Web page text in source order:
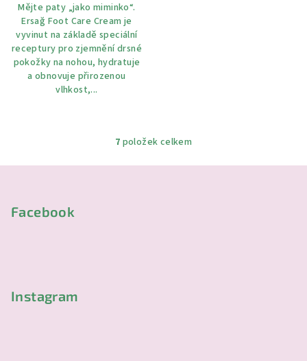
Mějte paty „jako miminko“.
Ersağ Foot Care Cream je
vyvinut na základě speciální
receptury pro zjemnění drsné
pokožky na nohou, hydratuje
a obnovuje přirozenou
vlhkost,...
O
v
7 položek celkem
Facebook
Instagram